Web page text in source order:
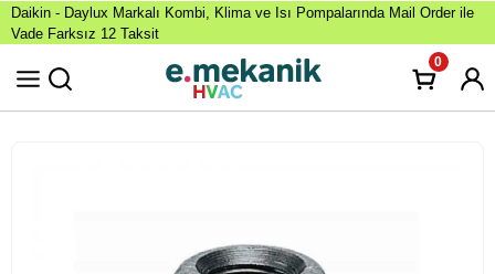
Daikin - Daylux Markalı Kombi, Klima ve Isı Pompalarında Mail Order ile
Vade Farksız 12 Taksit
0